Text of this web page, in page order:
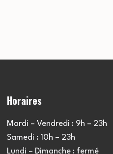
Horaires
Mardi – Vendredi : 9h – 23h
Samedi : 10h – 23h
Lundi – Dimanche : fermé